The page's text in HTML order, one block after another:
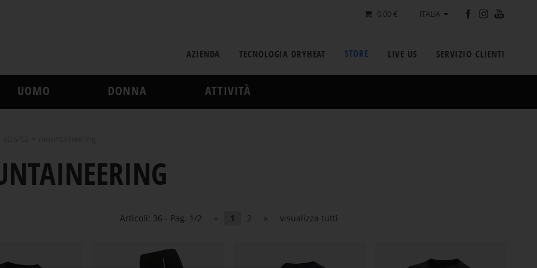
ITALIA
0,00 €
AZIENDA TECNOLOGIA DRYHEAT STORE LIVE US SERVIZIO CLIENTI
UOMO DONNA ATTIVITÀ
STRATI INTERMEDI PANTALONI
STRATI INTERMEDI PANTALONI
SCI & SNOWBOARD MULTISPORT
Articoli: 36 - Pag. 1/2 1 2 » visualizza tutti